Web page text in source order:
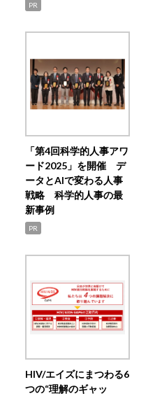
PR
「第4回科学的人事アワ
ード2025」を開催 デ
ータとAIで変わる人事
戦略 科学的人事の最
新事例
PR
HIV/エイズにまつわる6
つの“理解のギャッ